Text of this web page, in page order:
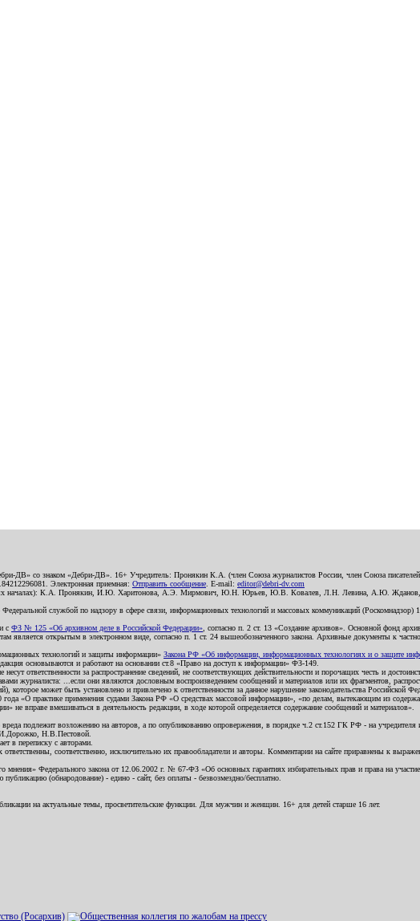
ДВ» со знаком «Дебри-ДВ». 16+ Учредитель: Пронякин К.А. (член Союза журналистов России, член Союза
Электронная приемная: Отправить сообщение . E-mail: editor@debri-dv.com
началах): К.А. Пронякин, И.Ю. Харитонова, А.Э. Мирмович, Ю.Н. Юрьев, Ю.В. Ковалев, Л.Н. Левина, А.Ю.
службой по надзору в сфере связи, информационных технологий и массовых коммуникаций (Роскомнадзор)
с ФЗ № 125 «Об архивном деле в Российской Федерации» , согласно п. 2 ст. 13 «Создание архивов». Основной фонд
открытым в электронном виде, согласно п. 1 ст. 24 вышеобозначенного закона. Архивные документы к
технологий и защиты информации» Закона РФ «Об информации, информационных технологиях и о защите
основываются и работают на основании ст.8 «Право на доступ к информации» ФЗ-149.
ответственности за распространение сведений, не соответствующих действительности и порочащих честь и
журналиста: ...если они являются дословным воспроизведением сообщений и материалов или их фрагментов,
которое может быть установлено и привлечено к ответственности за данное нарушение законодательства Российской
«О практике применения судами Закона РФ «О средствах массовой информации», «по делам, вытекающим из
не вправе вмешиваться в деятельность редакции, в ходе которой определяется содержание сообщений и материалов».
подлежит возложению на авторов, а по опубликованию опровержения, в порядке ч.2 ст.152 ГК РФ - на учредителя и
Н.В.Пестовой.
в переписку с авторами.
соответственно, исключительно их правообладатели и авторы. Комментарии на сайте приравнены к
мнения» Федерального закона от 12.06.2002 г. № 67-ФЗ «Об основных гарантиях избирательных прав и права на
(обнародование) - едино - сайт, без оплаты - безвозмездно/бесплатно.
на актуальные темы, просветительские функции. Для мужчин и женщин. 16+ для детей старше 16 лет.